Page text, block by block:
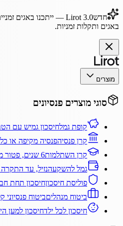
חדשLirot 3.0 — ייתכנו באגים
באגים ותקלות זמניות.
מוצרים
סוגי מוצרים פנסיונים
קופת גמלחיסכון גמיש עם
קרן פנסיהפנסיה מקיפה או
קרן השתלמות6 שנים, פטור ממס
גמל להשקעהנזיל, עד
פוליסת חיסכוןחיסכון תחת
ביטוח מנהליםביטוח פנסיוני
חיסכון לכל ילדחיסכון למען